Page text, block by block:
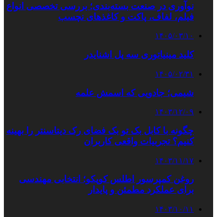
نوآوری در صنعت بسته‌بندی؛ بررسی تخصصی انواع
فیلم، لفاف، پاکت و کاغذهای نچسب
۱۴۰۵/۰۳/۱۰
کلید مینیاتوری سه پل اشنایدر
۱۴۰۵/۰۲/۳۱
شیمی؛ جادویی که اسمش علمه
۱۴۰۳/۱۲/۰۹
چگونه با کابل بک تو بک فضای رک دیتاسنتر را بهینه
کنیم؟ تجربیات واقعی کاربران
۱۴۰۳/۱۱/۱۷
روغن کمپرسور اطلس کوپکو؛ انتخابی مهندسی
برای عملکرد مطمئن و پایدار
۱۴۰۳/۱۰/۱۱